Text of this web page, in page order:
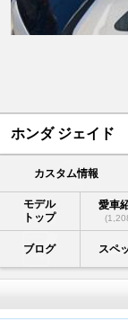
ホンダ ジェイド
カスタム情報
モデル
トップ
愛車
ブログ スペ